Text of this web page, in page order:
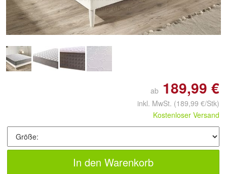
vergrößern
ab 189,99 €
inkl. MwSt. (189,99 €/Stk)
Kostenloser Versand
In den Warenkorb